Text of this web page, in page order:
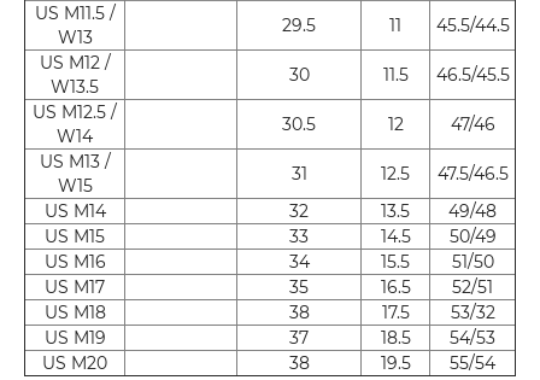
US M11.5 /
W13
29.5 11
45.5/44.5
US M12 /
W13.5
30 11.5
46.5/45.5
US M12.5 /
W14
30.5 12
47/46
US M13 /
W15
31 12.5
47.5/46.5
US M14
32 13.5
49/48
US M15
33 14.5
50/49
US M16
34 15.5
51/50
US M17
35 16.5
52/51
US M18
38 17.5
53/32
US M19
37 18.5
54/53
US M20
38 19.5 55/54